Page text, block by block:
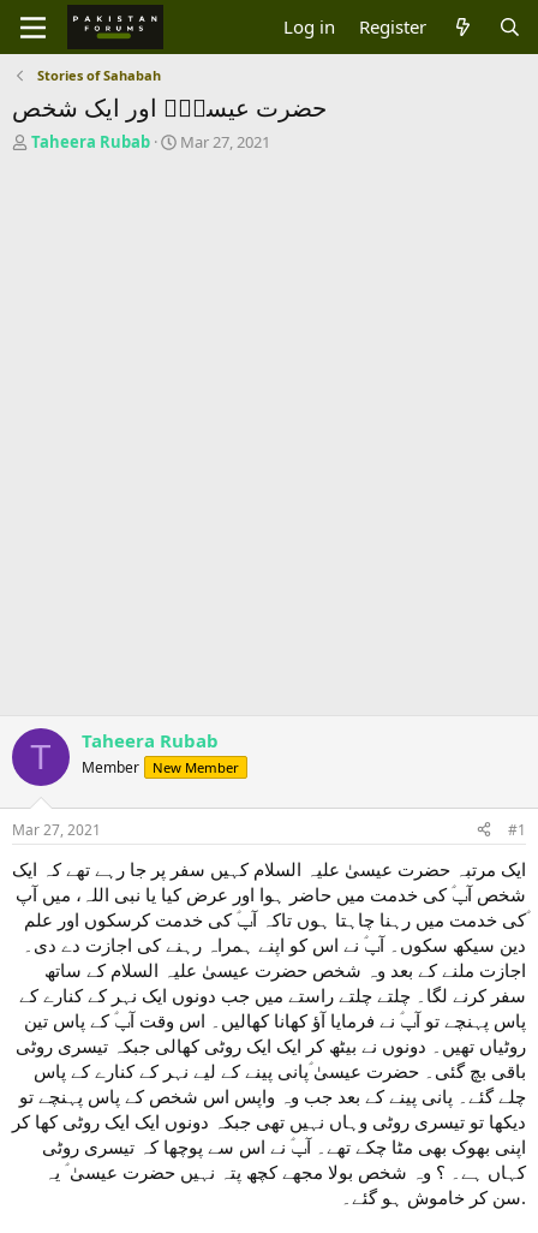
Log in Register
Stories of Sahabah
حضرت عیسیٰؑ اور ایک شخص
T
Taheera Rubab
S
Mar 27, 2021
T Taheera Rubab
Member New Member
Mar 27, 2021 #1
ایک مرتبہ حضرت عیسیٰ علیہ السلام کہیں سفر پر جا رہے تھے کہ ایک
شخص آپؑ کی خدمت میں حاضر ہوا اور عرض کیا یا نبی اللہ، میں آپ
ؑکی خدمت میں رہنا چاہتا ہوں تاکہ آپؑ کی خدمت کرسکوں اور علم
دین سیکھ سکوں۔ آپؑ نے اس کو اپنے ہمراہ رہنے کی اجازت دے دی۔
اجازت ملنے کے بعد وہ شخص حضرت عیسیٰ علیہ السلام کے ساتھ
سفر کرنے لگا۔ چلتے چلتے راستے میں جب دونوں ایک نہر کے کنارے کے
پاس پہنچے تو آپؑ نے فرمایا آؤ کھانا کھالیں۔ اس وقت آپؑ کے پاس تین
روٹیاں تھیں۔ دونوں نے بیٹھ کر ایک ایک روٹی کھالی جبکہ تیسری روٹی
باقی بچ گئی۔ حضرت عیسیٰ ؑپانی پینے کے لیے نہر کے کنارے کے پاس
چلے گئے۔ پانی پینے کے بعد جب وہ واپس اس شخص کے پاس پہنچے تو
دیکھا تو تیسری روٹی وہاں نہیں تھی جبکہ دونوں ایک ایک روٹی کھا کر
اپنی بھوک بھی مٹا چکے تھے۔ آپؑ نے اس سے پوچھا کہ تیسری روٹی
کہاں ہے۔ ؟ وہ شخص بولا مجھے کچھ پتہ نہیں حضرت عیسیٰ ؑ یہ
سن کر خاموش ہو گئے۔.